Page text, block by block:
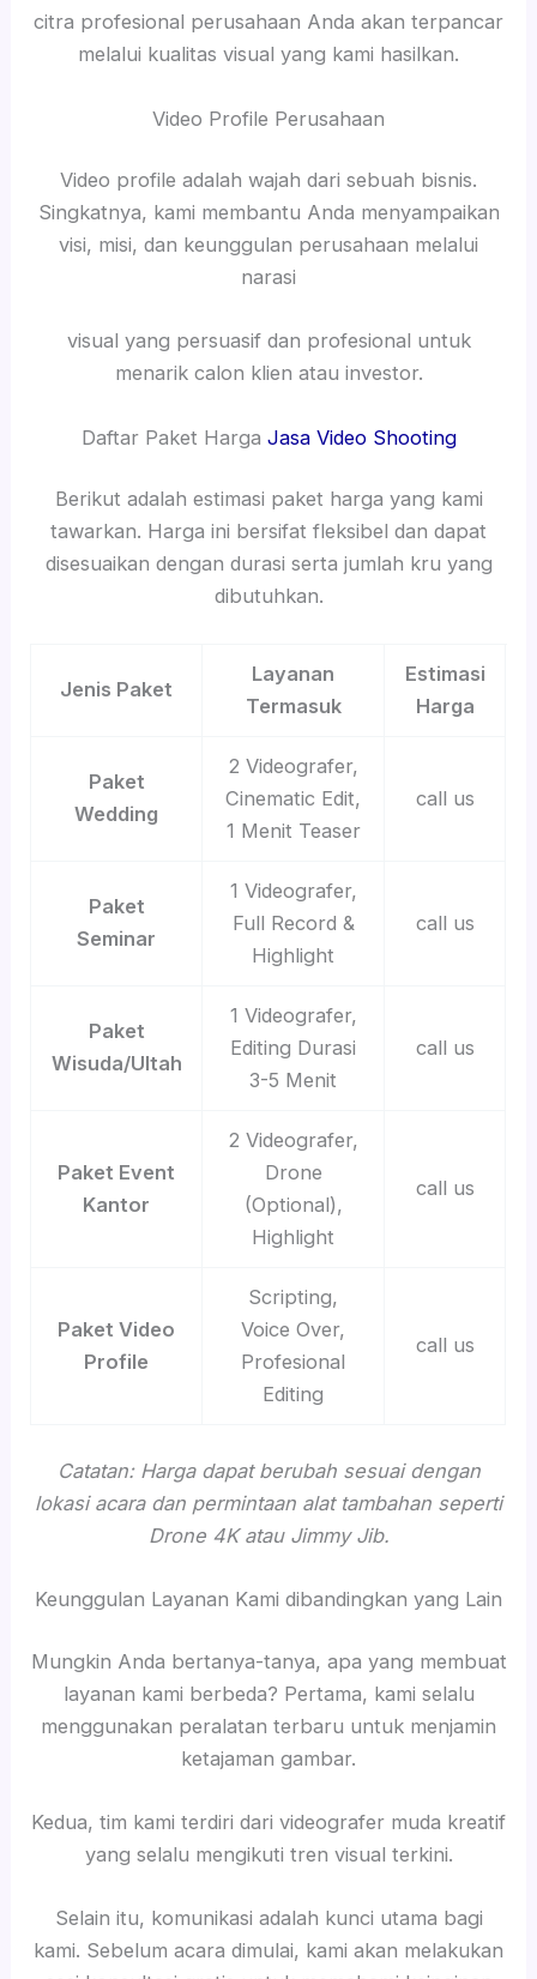
citra profesional perusahaan Anda akan terpancar
melalui kualitas visual yang kami hasilkan.
Video Profile Perusahaan
Video profile adalah wajah dari sebuah bisnis.
Singkatnya, kami membantu Anda menyampaikan
visi, misi, dan keunggulan perusahaan melalui
narasi
visual yang persuasif dan profesional untuk
menarik calon klien atau investor.
Daftar Paket Harga Jasa Video Shooting
Berikut adalah estimasi paket harga yang kami
tawarkan. Harga ini bersifat fleksibel dan dapat
disesuaikan dengan durasi serta jumlah kru yang
dibutuhkan.
Jenis Paket
Layanan
Termasuk
Estimasi
Harga
Paket
Wedding
2 Videografer,
Cinematic Edit,
1 Menit Teaser
call us
Paket
Seminar
1 Videografer,
Full Record &
Highlight
call us
Paket
Wisuda/Ultah
1 Videografer,
Editing Durasi
3-5 Menit
call us
Paket Event
Kantor
2 Videografer,
Drone
(Optional),
Highlight
call us
Paket Video
Profile
Scripting,
Voice Over,
Profesional
Editing
call us
Catatan: Harga dapat berubah sesuai dengan
lokasi acara dan permintaan alat tambahan seperti
Drone 4K atau Jimmy Jib.
Keunggulan Layanan Kami dibandingkan yang Lain
Mungkin Anda bertanya-tanya, apa yang membuat
layanan kami berbeda? Pertama, kami selalu
menggunakan peralatan terbaru untuk menjamin
ketajaman gambar.
Kedua, tim kami terdiri dari videografer muda kreatif
yang selalu mengikuti tren visual terkini.
Selain itu, komunikasi adalah kunci utama bagi
kami. Sebelum acara dimulai, kami akan melakukan